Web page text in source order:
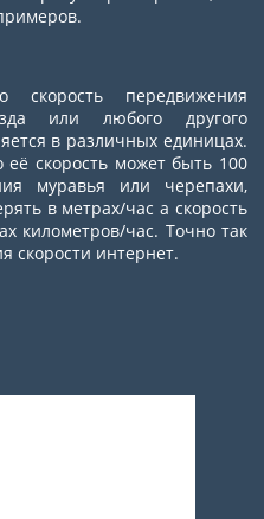
передвижения
или любого другого
в различных единицах.
скорость может быть 100
муравья или черепахи,
в метрах/час а скорость
километров/час. Точно так
скорости интернет.